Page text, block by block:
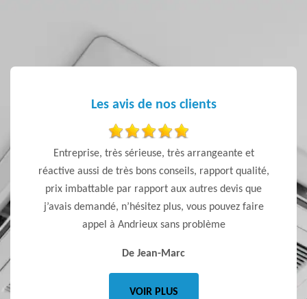
Les avis de nos clients
Entreprise, très sérieuse, très arrangeante et
réactive aussi de très bons conseils, rapport qualité,
prix imbattable par rapport aux autres devis que
j’avais demandé, n’hésitez plus, vous pouvez faire
appel à Andrieux sans problème
De Jean-Marc
VOIR PLUS